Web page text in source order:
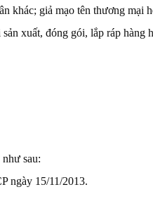
khác; giả mạo tên thương mại
xuất, đóng gói, lắp ráp hàng
sau:
ngày 15/11/2013.